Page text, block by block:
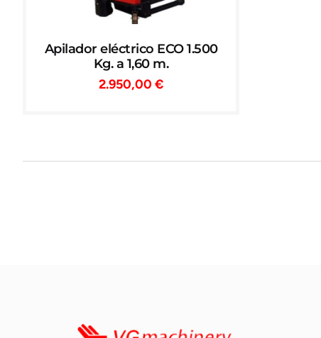
Apilador eléctrico ECO 1.500
Kg. a 1,60 m.
2.950,00 €